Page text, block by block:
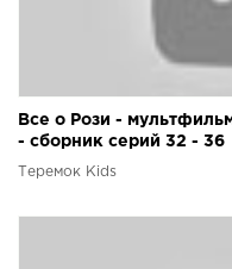
Все о Рози -
- сборник серий 32 - 36
Теремок Kids